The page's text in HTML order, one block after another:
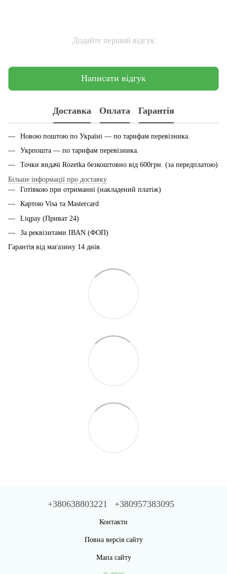
Додайте перший відгук
Написати відгук
Доставка Оплата Гарантія
Новою поштою по Україні — по тарифам перевiзника.
Укрпошта — по тарифам перевiзника.
Точки видачі Rozetka безкоштовно від 600грн. (за передплатою)
Більше інформації про доставку
Готівкою при отриманні (накладений платіж)
Картою Visa та Mastercard
Liqpay (Приват 24)
За реквізитами IBAN (ФОП)
Гарантія від магазину 14 днiв.
+380638803221 +380957383095
Контакти
Повна версія сайту
Мапа сайту